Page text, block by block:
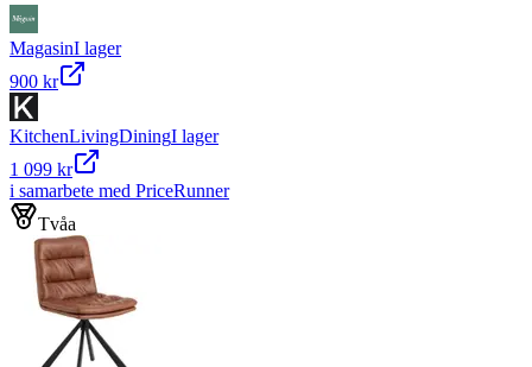
MagasinI lager
900 kr
KitchenLivingDiningI lager
1 099 kr
i samarbete med PriceRunner
Tvåa